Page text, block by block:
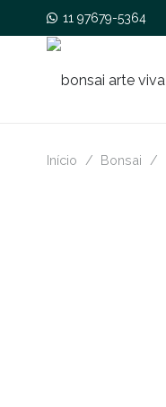
11 97679-5364
Início / Bonsai /